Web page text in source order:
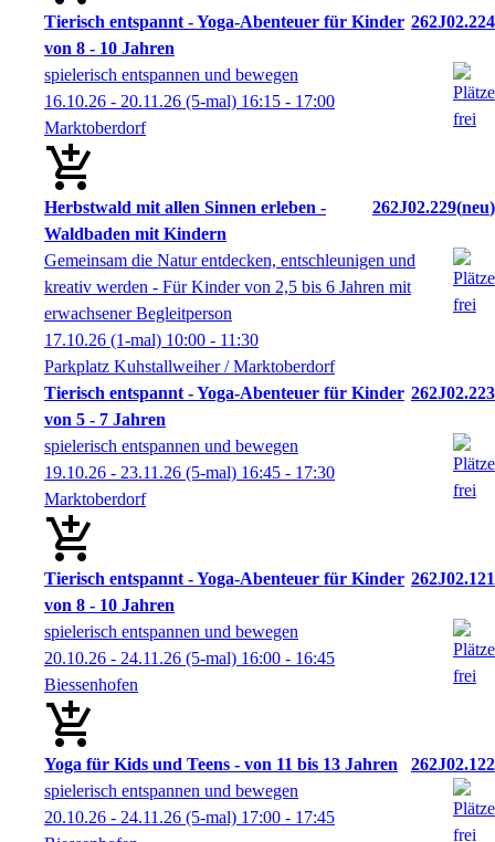
Tierisch entspannt - Yoga-Abenteuer für Kinder
von 8 - 10 Jahren
262J02.224
spielerisch entspannen und bewegen
16.10.26 - 20.11.26 (5-mal) 16:15 - 17:00
Marktoberdorf
Herbstwald mit allen Sinnen erleben -
Waldbaden mit Kindern
262J02.229 neu
Gemeinsam die Natur entdecken, entschleunigen und
kreativ werden - Für Kinder von 2,5 bis 6 Jahren mit
erwachsener Begleitperson
17.10.26 (1-mal) 10:00 - 11:30
Parkplatz Kuhstallweiher / Marktoberdorf
Tierisch entspannt - Yoga-Abenteuer für Kinder
von 5 - 7 Jahren
262J02.223
spielerisch entspannen und bewegen
19.10.26 - 23.11.26 (5-mal) 16:45 - 17:30
Marktoberdorf
Tierisch entspannt - Yoga-Abenteuer für Kinder
von 8 - 10 Jahren
262J02.121
spielerisch entspannen und bewegen
20.10.26 - 24.11.26 (5-mal) 16:00 - 16:45
Biessenhofen
Yoga für Kids und Teens - von 11 bis 13 Jahren
262J02.122
spielerisch entspannen und bewegen
20.10.26 - 24.11.26 (5-mal) 17:00 - 17:45